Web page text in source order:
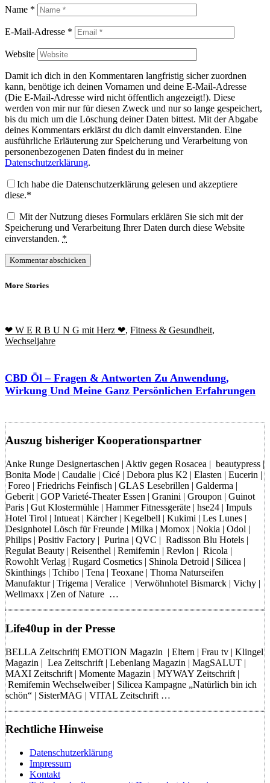
Name *
E-Mail-Adresse *
Website
Damit ich dich in den Kommentaren langfristig sicher zuordnen
kann, benötige ich deinen Vornamen und deine E-Mail-Adresse
(Die E-Mail-Adresse wird nicht öffentlich angezeigt!). Diese
werden von mir nur für diesen Zweck und nur so lange gespeichert,
bis du mich um die Löschung deiner Daten bittest. Mit der Abgabe
deines Kommentars erklärst du dich damit einverstanden. Eine
ausführliche Erläuterung zur Speicherung und Verarbeitung von
personenbezogenen Daten findest du in meiner
Datenschutzerklärung.
Ich habe die Datenschutzerklärung gelesen und akzeptiere
diese.*
Mit der Nutzung dieses Formulars erklären Sie sich mit der
Speicherung und Verarbeitung Ihrer Daten durch diese Website
einverstanden. *
More Stories
❤ W E R B U N G mit Herz ❤, Fitness & Gesundheit,
Wechseljahre
CBD Öl – Fragen & Antworten Zu Anwendung,
Wirkung Und Meine Ganz Persönlichen Erfahrungen
Auszug bisheriger Kooperationspartner
Anke Runge Designertaschen | Aktiv gegen Rosacea | beautypress |
Bonita Mode | Caudalie | Cicé | Debora plus K2 | Elasten | Eucerin |
Foreo | Friedrichs Feinfisch | GLAS Lesebrillen | Galderma |
Geberit | GOP Varieté-Theater Essen | Granini | Groupon | Guinot
Paris | Gut Klostermühle | Hammer Fitnessgeräte | hse24 | Impuls
Hotel Tirol | Intueat | Kärcher | Kegelbell | Kukimi | Les Lunes |
Designhotel Lösch für Freunde | Milka | Momox | Nokia | Odol |
Philips | Positiv Factory | Purina | QVC | Radisson Blu Hotels |
Regulat Beauty | Reisenthel | Remifemin | Revlon | Ricola |
Rowohlt Verlag | Rugard Cosmetics | Shinola Detroid | Silicea |
Skinthings | Tchibo | Tena | Teoxane | Thoma Naturseifen
Manufaktur | Trigema | Veralice | Verwöhnhotel Bismarck | Vichy |
Wellmaxx | Zen of Nature …
Life40up in der Presse
BELLA Zeitschrift| EMOTION Magazin | Eltern | Frau tv | Klingel
Magazin | Lea Zeitschrift | Lebenlang Magazin | MagSALUT |
MAXI Zeitschrift | Momente Magazin | MYWAY Zeitschrift |
Remifemin Wechselweiber | Silicea Kampagne „Natürlich bin ich
schön“ | SisterMAG | VITAL Zeitschrift …
Rechtliche Hinweise
Datenschutzerklärung
Impressum
Kontakt